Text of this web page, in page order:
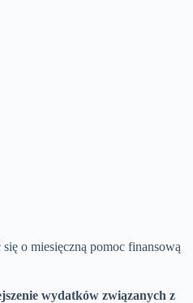
o miesięczną pomoc finansową
wydatków związanych z